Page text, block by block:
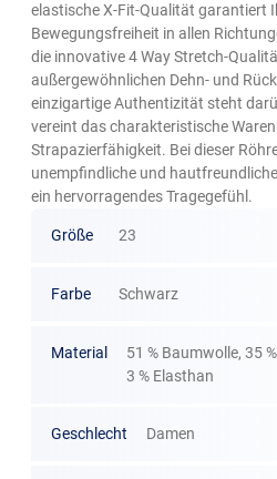
elastische X-Fit-Qualität garantiert
Bewegungsfreiheit in allen
die innovative 4 Way Stretch-
außergewöhnlichen Dehn- und
einzigartige Authentizität steht
vereint das charakteristische
Strapazierfähigkeit. Bei dieser
unempfindliche und
ein hervorragendes Tragegefühl.
Größe 23
Farbe Schwarz
Material
51 % Baumwolle, 35
3 % Elasthan
Geschlecht Damen